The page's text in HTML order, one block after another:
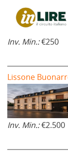
Inv. Min.:€250
Lissone
Inv. Min.:€2.500